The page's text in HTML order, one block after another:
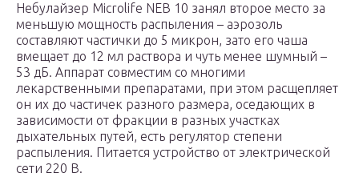
Небулайзер Microlife NEB 10 занял второе место за
меньшую мощность распыления – аэрозоль
составляют частички до 5 микрон, зато его чаша
вмещает до 12 мл раствора и чуть менее шумный –
53 дБ. Аппарат совместим со многими
лекарственными препаратами, при этом расщепляет
он их до частичек разного размера, оседающих в
зависимости от фракции в разных участках
дыхательных путей, есть регулятор степени
распыления. Питается устройство от электрической
сети 220 В.